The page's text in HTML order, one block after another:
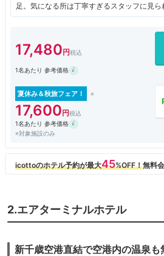
足。気になる所は丁寧すぎるスタッフに見ら
地の悪さと館内が暗すぎます。食事を楽し
17,480
1名あたり 参考価格
夏休み＆秋旅フェア！
17,600
1名あたり 参考価格
※対象施設のみ
2.エアターミナルホテル
新千歳空港直結で空港内の温泉も